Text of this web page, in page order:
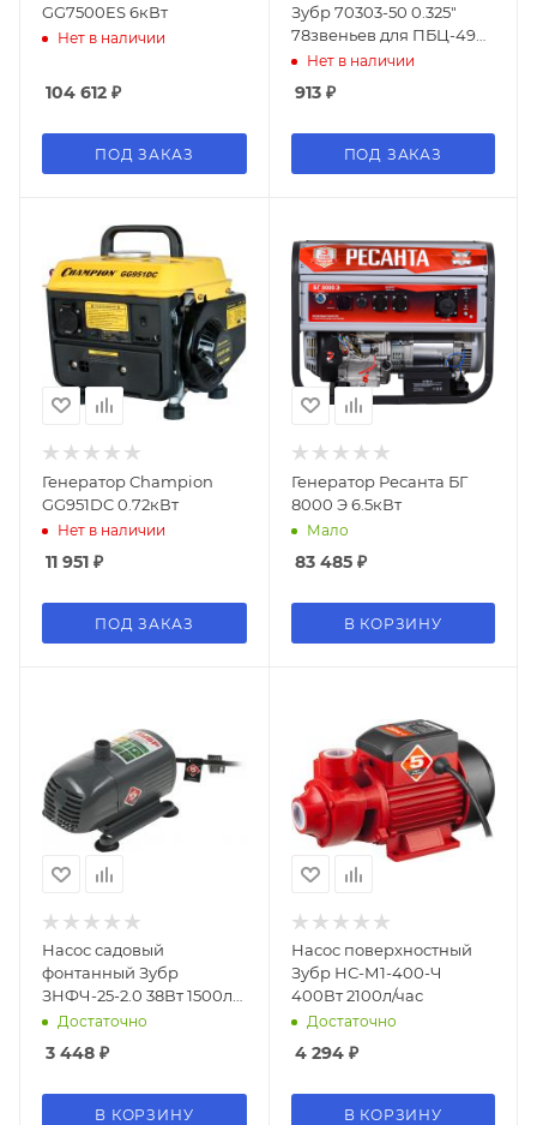
GG7500ES 6кВт
Нет в наличии
104 612 ₽
ПОД ЗАКАЗ
Зубр 70303-50 0.325"
78звеньев для ПБЦ-490
45д­п/560 45д­п
Нет в наличии
913₽
ПОД ЗАКАЗ
Генератор Champion
GG951DC 0.72кВт
Нет в наличии
11 951 ₽
ПОД ЗАКАЗ
Генератор Ресанта БГ
8000 Э 6.5кВт
Мало
83 485₽
В КОРЗИНУ
Насос садовый
фонтанный Зубр
ЗНФЧ-25-2.0 38Вт 1500л/
часДостаточно
3 448 ₽
В КОРЗИНУ
Насос поверхностный
Зубр НС-М1-400-Ч
400Вт 2100л/час
Достаточно
4 294₽
В КОРЗИНУ